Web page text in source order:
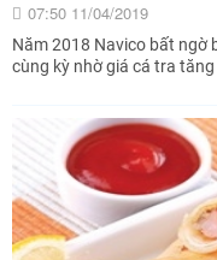
07:50 11/04/2019
Năm 2018 Navico bất ngờ
cùng kỳ nhờ giá cá tra